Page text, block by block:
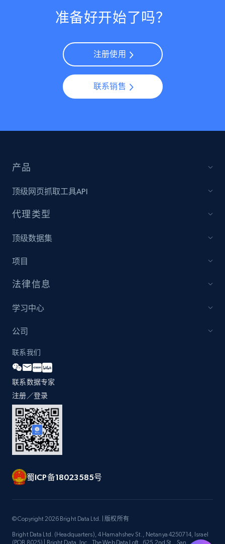
准备好开始了吗？
注册使用
联系销售
产品
顶级网页抓取工具API
代理类型
顶级数据集
项目
法律信息
学习中心
公司
联系我们
联系数据专家
注册／登录
蜀ICP备18023585号
© Copyright 2026 Bright Data Ltd. | 版权所有
Bright Data Ltd. (Headquarters), 4 Hamahshev St., Netanya 4250714, Israel
(POB 8025) | Bright Data, Inc., The Web Data Loft, 625 2nd St., San